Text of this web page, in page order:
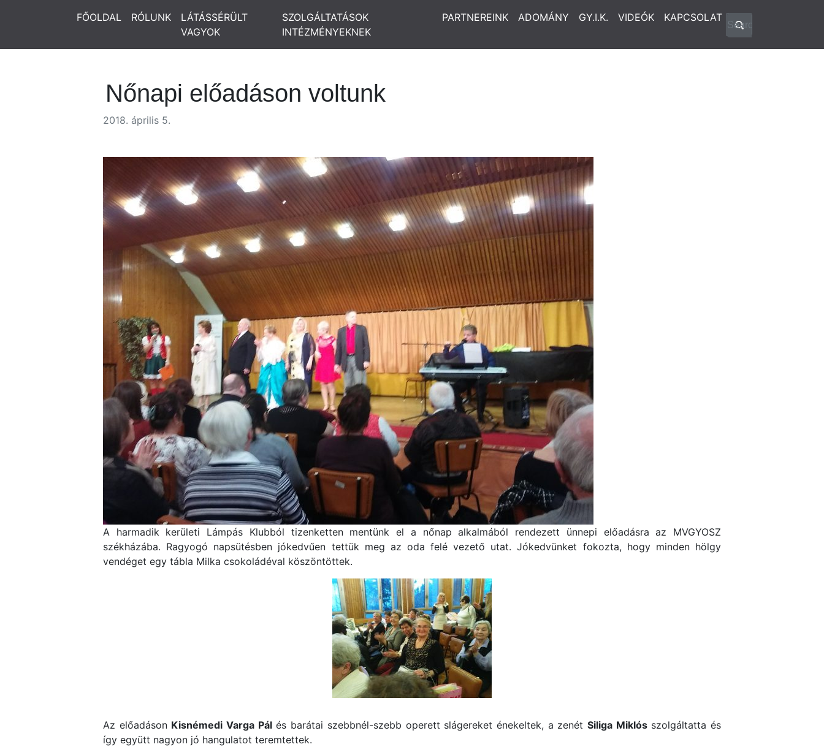
FŐOLDAL RÓLUNK
LÁTÁSSÉRÜLT
VAGYOK
SZOLGÁLTATÁSOK
INTÉZMÉNYEKNEK
PARTNEREINK ADOMÁNY GY.I.K. VIDEÓK KAPCSOLAT
Nőnapi előadáson voltunk
2018. április 5.
A harmadik kerületi Lámpás Klubból tizenketten mentünk el a nőnap alkalmából rendezett ünnepi előadásra az MVGYOSZ
székházába. Ragyogó napsütésben jókedvűen tettük meg az oda felé vezető utat. Jókedvünket fokozta, hogy minden hölgy
vendéget egy tábla Milka csokoládéval köszöntöttek.
Az előadáson Kisnémedi Varga Pálés barátai szebbnél-szebb operett slágereket énekeltek, a zenét Siliga Miklósszolgáltatta és
így együtt nagyon jó hangulatot teremtettek.